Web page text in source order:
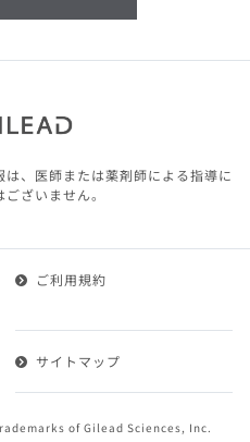
製品またはその製品の
医師その他医療関係者
スやサービスを提供す
。本サイトに表示され
、医師その他医療関係
で、本サービスの利用規約
アドがこれを承認した方を
、医師または薬剤師による指導に
ざいません。
of Gilead Sciences, Inc.
ご利用規約
サイトマップ